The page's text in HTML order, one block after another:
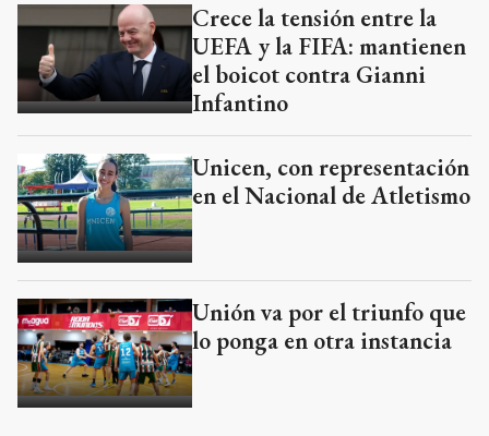
Crece la tensión entre la
UEFA y la FIFA: mantienen
el boicot contra Gianni
Infantino
Unicen, con representación
en el Nacional de Atletismo
Unión va por el triunfo que
lo ponga en otra instancia